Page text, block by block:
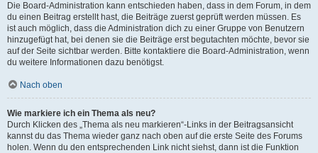
Die Board-Administration kann entschieden haben, dass in dem Forum, in dem
du einen Beitrag erstellt hast, die Beiträge zuerst geprüft werden müssen. Es
ist auch möglich, dass die Administration dich zu einer Gruppe von Benutzern
hinzugefügt hat, bei denen sie die Beiträge erst begutachten möchte, bevor sie
auf der Seite sichtbar werden. Bitte kontaktiere die Board-Administration, wenn
du weitere Informationen dazu benötigst.
Nach oben
Wie markiere ich ein Thema als neu?
Durch Klicken des „Thema als neu markieren“-Links in der Beitragsansicht
kannst du das Thema wieder ganz nach oben auf die erste Seite des Forums
holen. Wenn du den entsprechenden Link nicht siehst, dann ist die Funktion